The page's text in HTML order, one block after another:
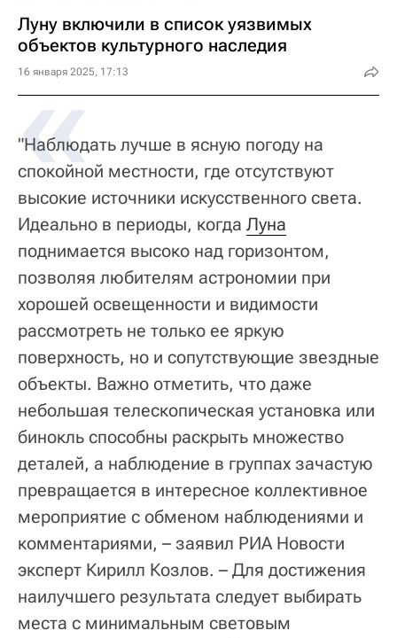
Луну включили в список уязвимых
объектов культурного наследия
16 января 2025, 17:13
«
"Наблюдать лучше в ясную погоду на
спокойной местности, где отсутствуют
высокие источники искусственного света.
Идеально в периоды, когда Луна
поднимается высоко над горизонтом,
позволяя любителям астрономии при
хорошей освещенности и видимости
рассмотреть не только ее яркую
поверхность, но и сопутствующие звездные
объекты. Важно отметить, что даже
небольшая телескопическая установка или
бинокль способны раскрыть множество
деталей, а наблюдение в группах зачастую
превращается в интересное коллективное
мероприятие с обменом наблюдениями и
комментариями, – заявил РИА Новости
эксперт Кирилл Козлов. – Для достижения
наилучшего результата следует выбирать
места с минимальным световым